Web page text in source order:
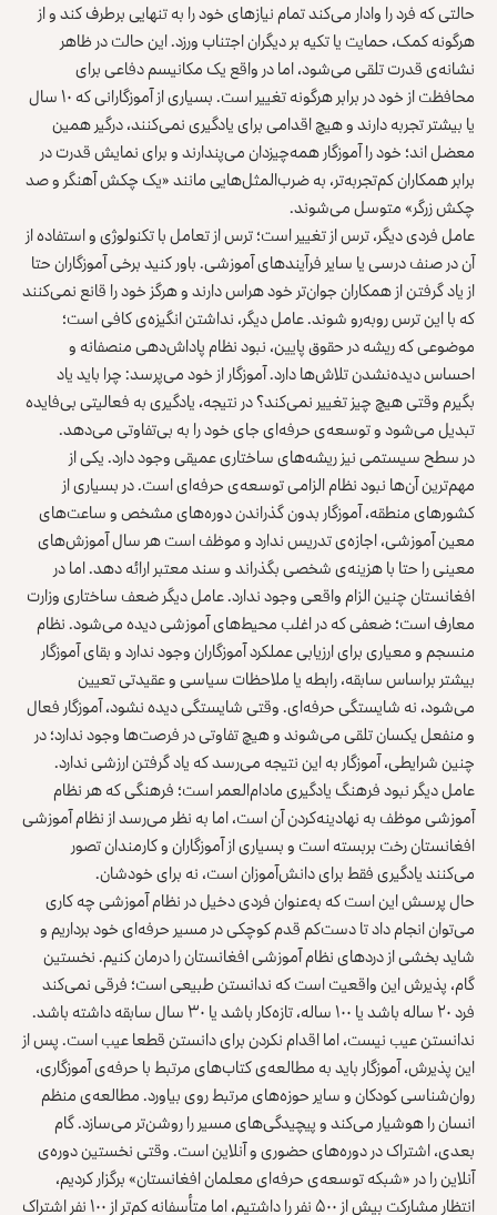
حالتی که فرد را وادار می‌کند تمام نیازهای خود را به‌ تنهایی برطرف کند و از
هرگونه کمک، حمایت یا تکیه بر دیگران اجتناب ورزد. این حالت در ظاهر
نشانه‌ی قدرت تلقی می‌شود، اما در واقع یک مکانیسم دفاعی برای
محافظت از خود در برابر هرگونه تغییر است. بسیاری از آموزگارانی که ۱۰ سال
یا بیشتر تجربه دارند و هیچ اقدامی برای یادگیری نمی‌کنند، درگیر همین
معضل‌ اند؛ خود را آموزگار همه‌چیزدان می‌پندارند و برای نمایش قدرت در
برابر همکاران کم‌تجربه‌تر، به ضرب‌المثل‌هایی مانند «یک چکش آهنگر و صد
چکش زرگر» متوسل می‌شوند.
عامل فردی دیگر، ترس از تغییر است؛ ترس از تعامل با تکنولوژی و استفاده از
آن در صنف درسی یا سایر فرآیندهای آموزشی. باور کنید برخی آموزگاران حتا
از یاد گرفتن از همکاران جوان‌تر خود هراس دارند و هرگز خود را قانع نمی‌کنند
که با این ترس روبه‌رو شوند. عامل دیگر، نداشتن انگیزه‌ی کافی است؛
موضوعی که ریشه در حقوق پایین، نبود نظام پاداش‌دهی منصفانه و
احساس دیده‌نشدن تلاش‌ها دارد. آموزگار از خود می‌پرسد: چرا باید یاد
بگیرم وقتی هیچ چیز تغییر نمی‌کند؟ در نتیجه، یادگیری به فعالیتی بی‌فایده
تبدیل می‌شود و توسعه‌ی حرفه‌ای جای خود را به بی‌تفاوتی می‌دهد.
در سطح سیستمی نیز ریشه‌های ساختاری عمیقی وجود دارد. یکی از
مهم‌ترین آن‌ها نبود نظام الزامی توسعه‌ی حرفه‌ای است. در بسیاری از
کشورهای منطقه، آموزگار بدون گذراندن دوره‌های مشخص و ساعت‌های
معین آموزشی، اجازه‌ی تدریس ندارد و موظف است هر سال آموزش‌های
معینی را حتا با هزینه‌ی شخصی بگذراند و سند معتبر ارائه دهد. اما در
افغانستان چنین الزام واقعی وجود ندارد. عامل دیگر ضعف ساختاری وزارت
معارف است؛ ضعفی که در اغلب محیط‌های آموزشی دیده می‌شود. نظام
منسجم و معیاری برای ارزیابی عملکرد آموزگاران وجود ندارد و بقای آموزگار
بیشتر براساس سابقه، رابطه یا ملاحظات سیاسی و عقیدتی تعیین
می‌شود، نه شایستگی حرفه‌ای. وقتی شایستگی دیده نشود، آموزگار فعال
و منفعل یکسان تلقی می‌شوند و هیچ تفاوتی در فرصت‌ها وجود ندارد؛ در
چنین شرایطی، آموزگار به این نتیجه می‌رسد که یاد گرفتن ارزشی ندارد.
عامل دیگر نبود فرهنگ یادگیری مادام‌العمر است؛ فرهنگی که هر نظام
آموزشی موظف به نهادینه‌کردن آن است، اما به نظر می‌رسد از نظام آموزشی
افغانستان رخت بربسته است و بسیاری از آموزگاران و کارمندان تصور
می‌کنند یادگیری فقط برای دانش‌آموزان است، نه برای خودشان.
حال پرسش این است که به‌عنوان فردی دخیل در نظام آموزشی چه کاری
می‌توان انجام داد تا دست‌کم قدم کوچکی در مسیر حرفه‌ای خود برداریم و
شاید بخشی از دردهای نظام آموزشی افغانستان را درمان کنیم. نخستین
گام، پذیرش این واقعیت است که ندانستن طبیعی است؛ فرقی نمی‌کند
فرد ۲۰ ساله باشد یا ۱۰۰ ساله، تازه‌کار باشد یا ۳۰ سال سابقه داشته باشد.
ندانستن عیب نیست، اما اقدام نکردن برای دانستن قطعا عیب است. پس از
این پذیرش، آموزگار باید به مطالعه‌ی کتاب‌های مرتبط با حرفه‌ی آموزگاری،
روان‌شناسی کودکان و سایر حوزه‌های مرتبط روی بیاورد. مطالعه‌ی منظم
انسان را هوشیار می‌کند و پیچیدگی‌های مسیر را روشن‌تر می‌سازد. گام
بعدی، اشتراک در دوره‌های حضوری و آنلاین است. وقتی نخستین دوره‌ی
آنلاین را در «شبکه‌ توسعه‌ی حرفه‌ای معلمان افغانستان» برگزار کردیم،
انتظار مشارکت بیش از ۵۰۰ نفر را داشتیم، اما متأسفانه کم‌تر از ۱۰۰ نفر اشتراک